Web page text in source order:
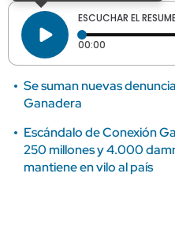
ESCUCHAR EL
00:00 Tiempo
Se suman nuevas
Ganadera
Escándalo de Conexión
250 millones y 4.000
mantiene en vilo al país